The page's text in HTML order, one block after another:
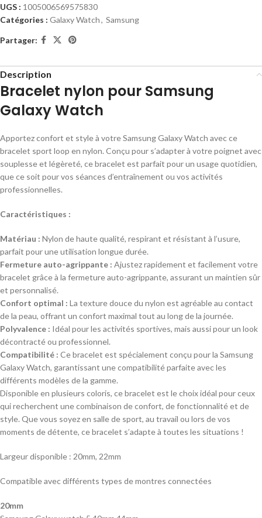
UGS : 1005006569575830
Catégories : Galaxy Watch, Samsung
Partager:
Description
Bracelet nylon pour Samsung
Galaxy Watch
Apportez confort et style à votre Samsung Galaxy Watch avec ce
bracelet sport loop en nylon. Conçu pour s’adapter à votre poignet avec
souplesse et légèreté, ce bracelet est parfait pour un usage quotidien,
que ce soit pour vos séances d’entraînement ou vos activités
professionnelles.
Caractéristiques :
Matériau : Nylon de haute qualité, respirant et résistant à l’usure,
parfait pour une utilisation longue durée.
Fermeture auto-agrippante : Ajustez rapidement et facilement votre
bracelet grâce à la fermeture auto-agrippante, assurant un maintien sûr
et personnalisé.
Confort optimal : La texture douce du nylon est agréable au contact
de la peau, offrant un confort maximal tout au long de la journée.
Polyvalence : Idéal pour les activités sportives, mais aussi pour un look
décontracté ou professionnel.
Compatibilité : Ce bracelet est spécialement conçu pour la Samsung
Galaxy Watch, garantissant une compatibilité parfaite avec les
différents modèles de la gamme.
Disponible en plusieurs coloris, ce bracelet est le choix idéal pour ceux
qui recherchent une combinaison de confort, de fonctionnalité et de
style. Que vous soyez en salle de sport, au travail ou lors de vos
moments de détente, ce bracelet s’adapte à toutes les situations !
Largeur disponible : 20mm, 22mm
Compatible avec différents types de montres connectées
20mm